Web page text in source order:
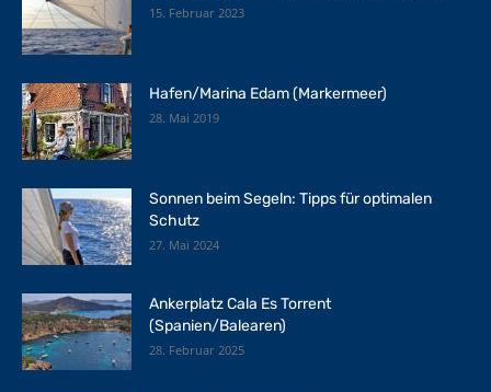
15. Februar 2023
Hafen/Marina Edam (Markermeer)
28. Mai 2019
Sonnen beim Segeln: Tipps für optimalen
Schutz
27. Mai 2024
Ankerplatz Cala Es Torrent
(Spanien/Balearen)
28. Februar 2025